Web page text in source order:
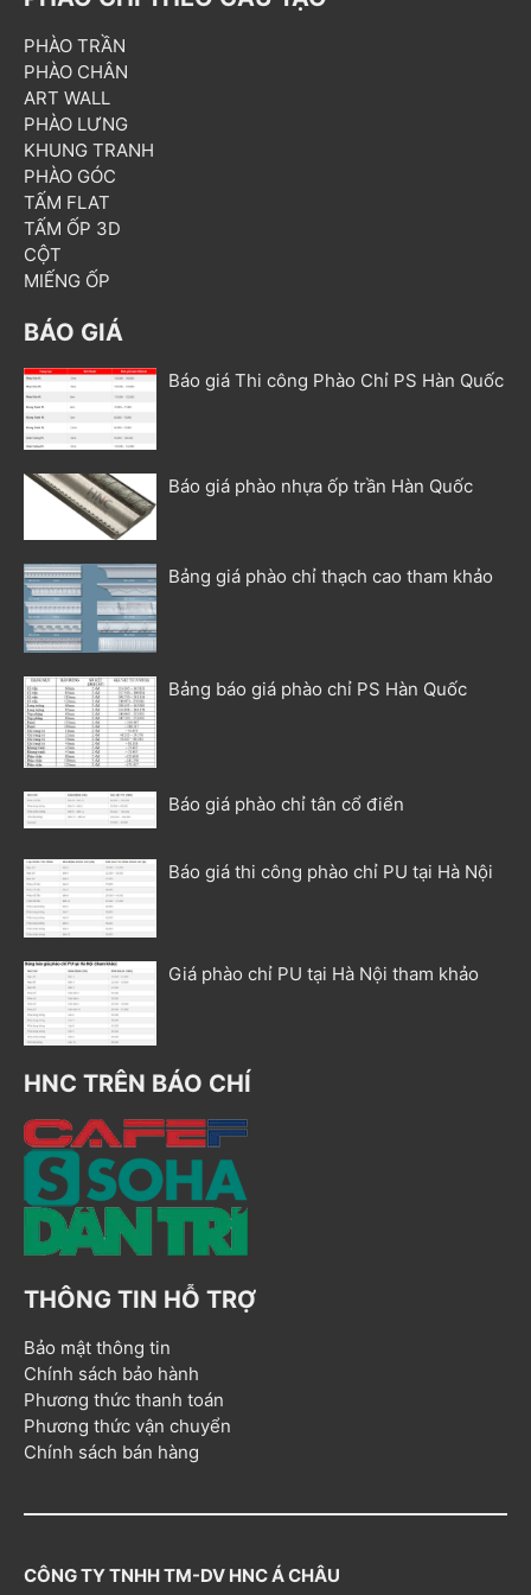
PHÀO TRẦN
PHÀO CHÂN
ART WALL
PHÀO LƯNG
KHUNG TRANH
PHÀO GÓC
TẤM FLAT
TẤM ỐP 3D
CỘT
MIẾNG ỐP
BÁO GIÁ
Báo giá Thi công Phào Chỉ PS Hàn Quốc
Báo giá phào nhựa ốp trần Hàn Quốc
Bảng giá phào chỉ thạch cao tham khảo
Bảng báo giá phào chỉ PS Hàn Quốc
Báo giá phào chỉ tân cổ điển
Báo giá thi công phào chỉ PU tại Hà Nội
Giá phào chỉ PU tại Hà Nội tham khảo
HNC TRÊN BÁO CHÍ
THÔNG TIN HỖ TRỢ
Bảo mật thông tin
Chính sách bảo hành
Phương thức thanh toán
Phương thức vận chuyển
Chính sách bán hàng
CÔNG TY TNHH TM-DV HNC Á CHÂU